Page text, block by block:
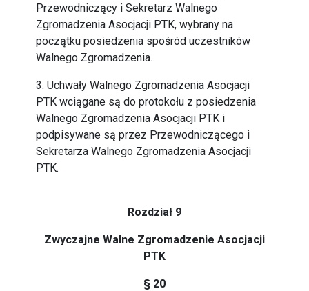
Przewodniczący i Sekretarz Walnego
Zgromadzenia Asocjacji PTK, wybrany na
początku posiedzenia spośród uczestników
Walnego Zgromadzenia.
3. Uchwały Walnego Zgromadzenia Asocjacji
PTK wciągane są do protokołu z posiedzenia
Walnego Zgromadzenia Asocjacji PTK i
podpisywane są przez Przewodniczącego i
Sekretarza Walnego Zgromadzenia Asocjacji
PTK.
Rozdział 9
Zwyczajne Walne Zgromadzenie Asocjacji
PTK
§ 20